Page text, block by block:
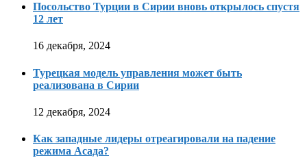
Посольство Турции в Сирии вновь открылось спустя
12 лет
16 декабря, 2024
Турецкая модель управления может быть
реализована в Сирии
12 декабря, 2024
Как западные лидеры отреагировали на падение
режима Асада?